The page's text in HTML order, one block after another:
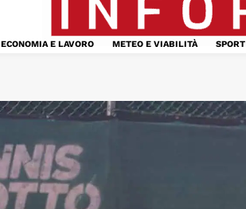
ECONOMIA E LAVORO METEO E VIABILITÀ SPORT